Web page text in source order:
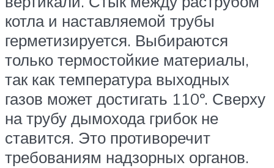
котла и наставляемой трубы
герметизируется. Выбираются
только термостойкие материалы,
так как температура выходных
газов может достигать 110º. Сверху
на трубу дымохода грибок не
ставится. Это противоречит
требованиям надзорных органов.